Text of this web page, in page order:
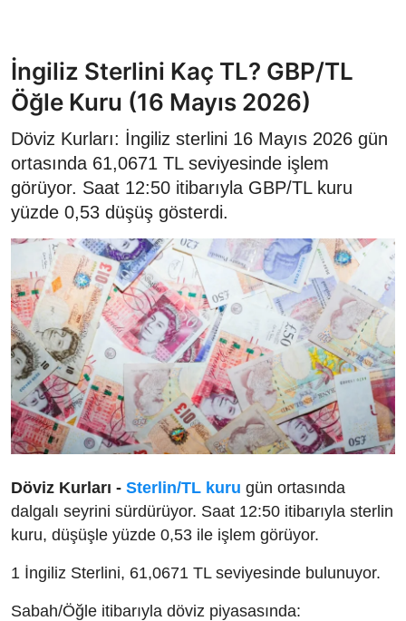
İngiliz Sterlini Kaç TL? GBP/TL
Öğle Kuru (16 Mayıs 2026)
Döviz Kurları: İngiliz sterlini 16 Mayıs 2026 gün
ortasında 61,0671 TL seviyesinde işlem
görüyor. Saat 12:50 itibarıyla GBP/TL kuru
yüzde 0,53 düşüş gösterdi.
Döviz Kurları - Sterlin/TL kuru gün ortasında
dalgalı seyrini sürdürüyor. Saat 12:50 itibarıyla sterlin
kuru, düşüşle yüzde 0,53 ile işlem görüyor.
1 İngiliz Sterlini, 61,0671 TL seviyesinde bulunuyor.
Sabah/Öğle itibarıyla döviz piyasasında: